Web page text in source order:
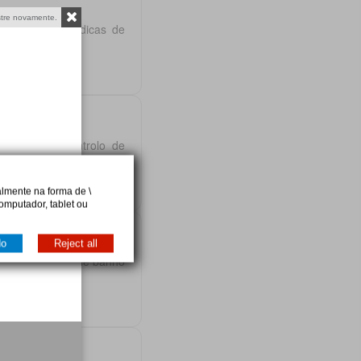
novamente.
com dicas de
absorção, controlo de
rotina de banho
na forma de \
tablet ou
Reject all